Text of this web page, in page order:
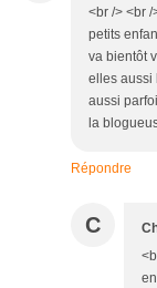
<br /> <br
petits
va bientôt
elles aussi
aussi
la
Répondre
C